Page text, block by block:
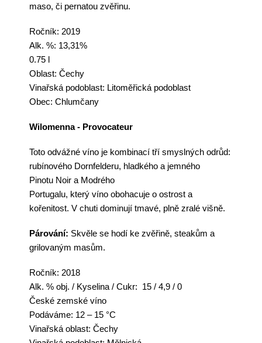
maso, či pernatou zvěřinu.
Ročník: 2019
Alk. %: 13,31%
0.75 l
Oblast: Čechy
Vinařská podoblast: Litoměřická podoblast
Obec: Chlumčany
Wilomenna - Provocateur
Toto odvážné víno je kombinací tří smyslných odrůd:
rubínového Dornfelderu, hladkého a jemného
Pinotu Noir a Modrého
Portugalu, který víno obohacuje o ostrost a
kořenitost. V chuti dominují tmavé, plně zralé višně.
Párování: Skvěle se hodí ke zvěřině, steakům a
grilovaným masům.
Ročník: 2018
Alk. % obj. / Kyselina / Cukr: 15 / 4,9 / 0
České zemské víno
Podáváme: 12 – 15 °C
Vinařská oblast: Čechy